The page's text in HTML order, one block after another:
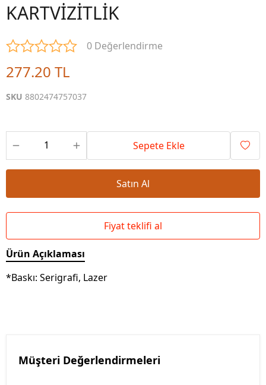
KARTVİZİTLİK
0 Değerlendirme
277.20 TL
SKU 8802474757037
Sepete Ekle
Satın Al
Fiyat teklifi al
Ürün Açıklaması
*Baskı: Serigrafi, Lazer
Müşteri Değerlendirmeleri